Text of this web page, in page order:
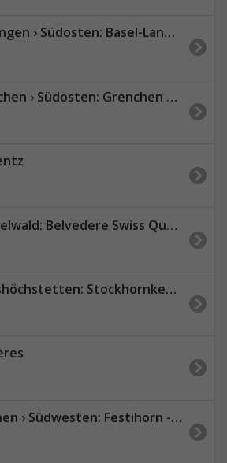
› Südosten: Basel-Landschaft, Schweiz
› Südosten: Grenchen City
Swiss Quality Hotel Grindelwald - Eiger - Wetterhorn - Kleine Scheidegg - Männlichen
Stockhornkette BernerOberland
› Südwesten: Festihorn - Barrhorn